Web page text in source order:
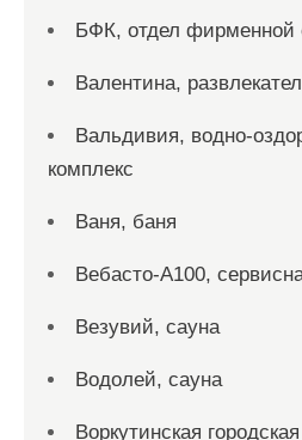
БФК, отдел фирменной
Валентина,
Вальдивия, водно-
комплекс
Ваня, баня
Вебасто-А100,
Везувий, сауна
Водолей, сауна
Воркутинская